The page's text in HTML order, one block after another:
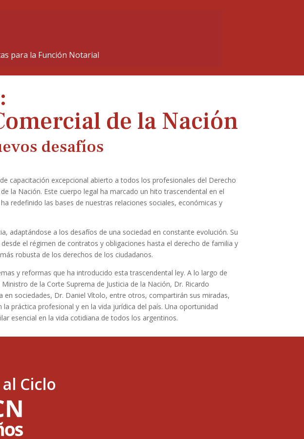
para la Función Notarial
de la Nación
desafíos
capacitación excepcional abierto a todos los profesionales del Derecho
la Nación. Este cuerpo legal ha marcado un hito trascendental en el
redefinido las bases de nuestras relaciones sociales, económicas y
adaptándose a los desafíos de una sociedad en constante evolución. Su
el régimen de contratos y obligaciones hasta el derecho de familia y
robusta de los derechos de los ciudadanos.
y reformas que ha introducido esta trascendental ley. A lo largo de
de la Corte Suprema de Justicia de la Nación, Dr. Ricardo
sociedades, Dr. Daniel Vítolo, entre otros, compartirán sus miradas,
práctica profesional y en la vida jurídica del país. Una oportunidad
esencial en la vida cotidiana de todos los argentinos.
Ciclo